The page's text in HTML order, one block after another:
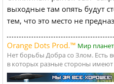
выходные там опять будут
тем, что это место не
Orange Dots Prod.™ Мир
Нет борьбы Добра со Злом. Есть
в которых разные стороны